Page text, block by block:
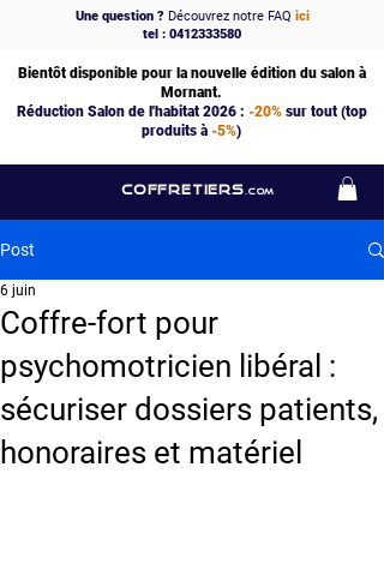
COFFRETIERS .COM
Une question ?Découvrez notre FAQ ici
tel : 0412333580
Bientôt disponible pour la nouvelle édition du salon à
Mornant.
Réduction Salon de l'habitat 2026 : -20%sur tout (top
produits à -5%)
Post
Coffre-fort pour
psychomotricien libéral :
sécuriser dossiers patients,
honoraires et matériel
6 juin